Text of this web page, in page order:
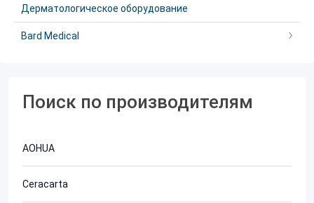
Дерматологическое оборудование
Bard Medical
Поиск по производителям
AOHUA
Ceracarta